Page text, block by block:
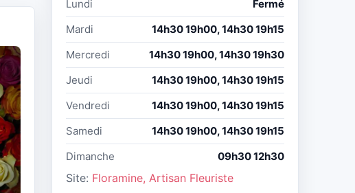
Lundi
Fermé
Mardi
14h30 19h00, 14h30 19h15
Mercredi
14h30 19h00, 14h30 19h30
Jeudi
14h30 19h00, 14h30 19h15
Vendredi
14h30 19h00, 14h30 19h15
Samedi
14h30 19h00, 14h30 19h15
Dimanche
09h30 12h30
Site: Floramine, Artisan Fleuriste